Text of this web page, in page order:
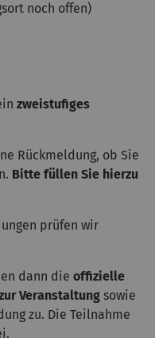
noch offen)
zweistufiges
Rückmeldung, ob Sie
Bitte füllen Sie hierzu
prüfen wir
dann die offizielle
Veranstaltung sowie
zu. Die Teilnahme